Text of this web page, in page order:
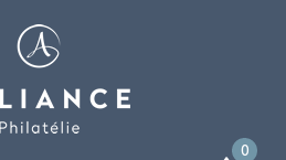
0